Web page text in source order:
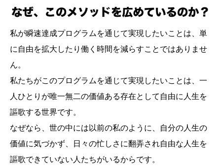
私が瞬速達成プログラムを通じて実現したいことは、単
に自由を拡大したり働く時間を減らすことではありませ
ん。
私たちがこのプログラムを通じて実現したいことは、一
人ひとりが唯一無二の価値ある存在として自由に人生を
謳歌する世界です。
なぜなら、世の中には以前の私のように、自分の人生の
価値に気づかず、日々の忙しさに翻弄され自由な人生を
謳歌できていない人たちがいるからです。